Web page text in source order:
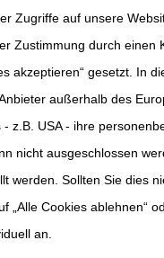
MÜNTZER-HÖHE
09117 CHEMNITZ
Zugriffe auf unsere
Zustimmung durch einen
akzeptieren“ gesetzt. In
außerhalb des
z.B. USA - ihre
nicht ausgeschlossen
werden. Sollten Sie dies
„Alle Cookies ablehnen“
an.